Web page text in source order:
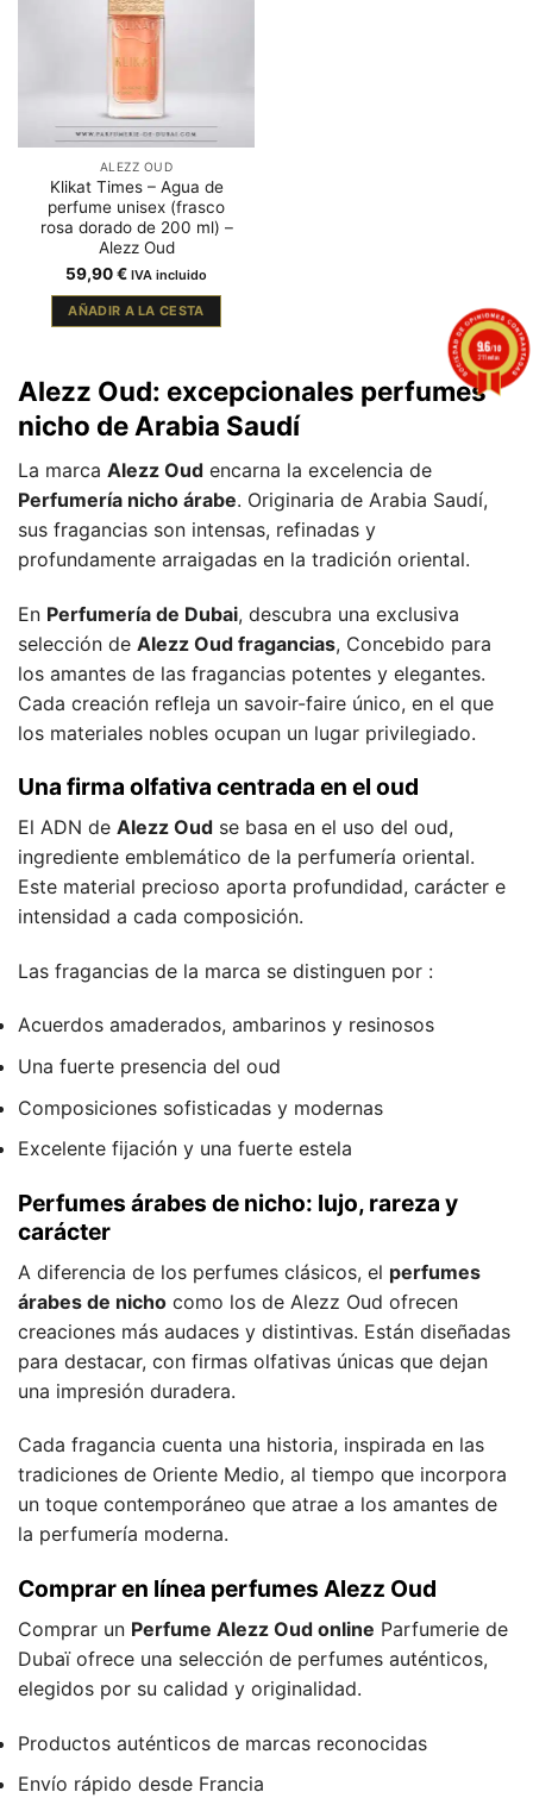
ALEZZ OUD
Klikat Times – Agua de
perfume unisex (frasco
rosa dorado de 200 ml) –
Alezz Oud
59,90€ IVA incluido
AÑADIR A LA CESTA
Alezz Oud: excepcionales perfumes
nicho de Arabia Saudí
La marca Alezz Oud encarna la excelencia de
Perfumería nicho árabe. Originaria de Arabia Saudí,
sus fragancias son intensas, refinadas y
profundamente arraigadas en la tradición oriental.
En Perfumería de Dubai, descubra una exclusiva
selección de Alezz Oud fragancias, Concebido para
los amantes de las fragancias potentes y elegantes.
Cada creación refleja un savoir-faire único, en el que
los materiales nobles ocupan un lugar privilegiado.
Una firma olfativa centrada en el oud
El ADN de Alezz Oud se basa en el uso del oud,
ingrediente emblemático de la perfumería oriental.
Este material precioso aporta profundidad, carácter e
intensidad a cada composición.
Las fragancias de la marca se distinguen por :
Acuerdos amaderados, ambarinos y resinosos
Una fuerte presencia del oud
Composiciones sofisticadas y modernas
Excelente fijación y una fuerte estela
Perfumes árabes de nicho: lujo, rareza y
carácter
A diferencia de los perfumes clásicos, el perfumes
árabes de nicho como los de Alezz Oud ofrecen
creaciones más audaces y distintivas. Están diseñadas
para destacar, con firmas olfativas únicas que dejan
una impresión duradera.
Cada fragancia cuenta una historia, inspirada en las
tradiciones de Oriente Medio, al tiempo que incorpora
un toque contemporáneo que atrae a los amantes de
la perfumería moderna.
Comprar en línea perfumes Alezz Oud
Comprar un Perfume Alezz Oud online Parfumerie de
Dubaï ofrece una selección de perfumes auténticos,
elegidos por su calidad y originalidad.
Productos auténticos de marcas reconocidas
Envío rápido desde Francia
9.6/10
211 notas